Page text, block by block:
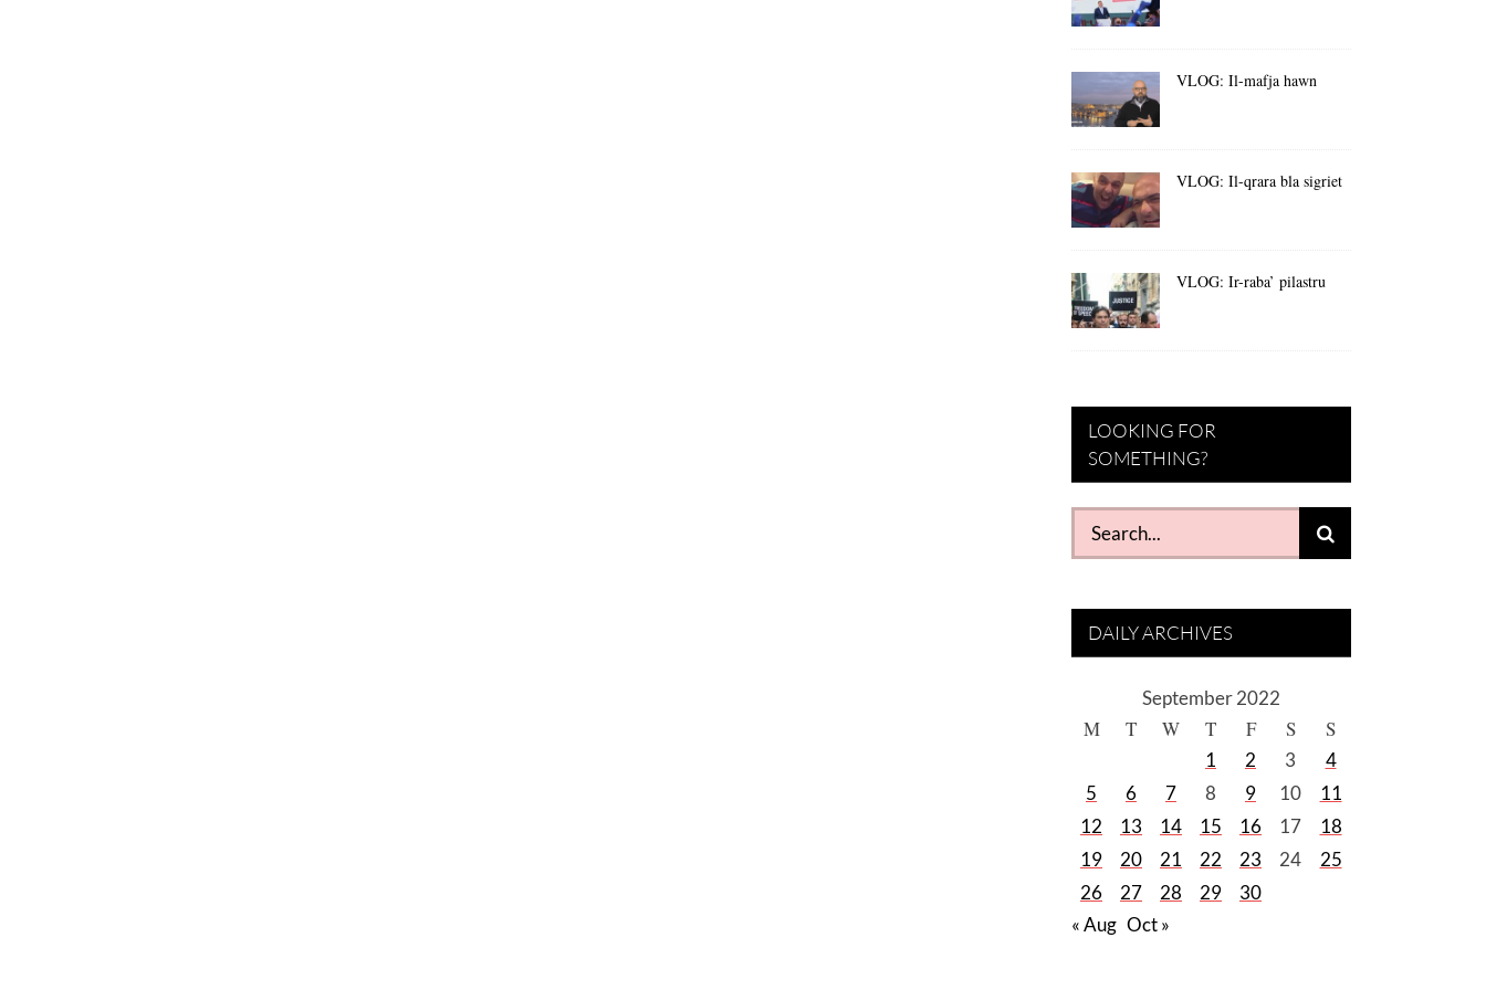
VLOG: Il-mafja hawn
VLOG: Il-qrara bla sigriet
VLOG: Ir-raba’ pilastru
LOOKING FOR
SOMETHING?
Search
for:
DAILY ARCHIVES
September 2022
M T W T F S S
1 2 3
4
5
6 7 8 9 10
11
12
13 14 15 16 17
18
19
20 21 22 23 24
25
26
27 28 29
30
« Aug Oct »